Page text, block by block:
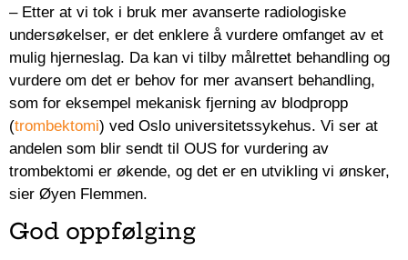
– Etter at vi tok i bruk mer avanserte radiologiske
undersøkelser, er det enklere å vurdere omfanget av et
mulig hjerneslag. Da kan vi tilby målrettet behandling og
vurdere om det er behov for mer avansert behandling,
som for eksempel mekanisk fjerning av blodpropp
(trombektomi) ved Oslo universitetssykehus. Vi ser at
andelen som blir sendt til OUS for vurdering av
trombektomi er økende, og det er en utvikling vi ønsker,
sier Øyen Flemmen.
God oppfølging